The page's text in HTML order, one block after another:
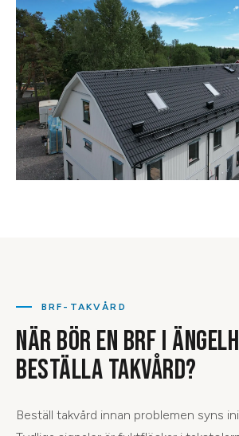
BRF-TAKVÅRD
NÄR BÖR EN BRF I
BESTÄLLA TAKVÅRD?
Beställ takvård innan problemen syns